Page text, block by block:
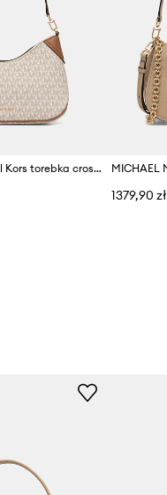
MICHAEL Michael Kors torebka crossbody damska
1379,90 zł